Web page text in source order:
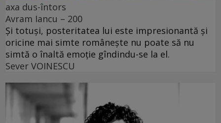
axa dus-întors
Avram Iancu – 200
Și totuși, posteritatea lui este impresionantă și
oricine mai simte românește nu poate să nu
simtă o înaltă emoție gîndindu-se la el.
Sever VOINESCU